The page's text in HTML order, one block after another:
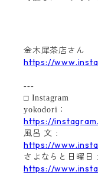
金木犀茶店さん
https://
---
□ Instagram
yokodori ：
https://
風呂 文 :
https://
さよならと日曜日 :
https://